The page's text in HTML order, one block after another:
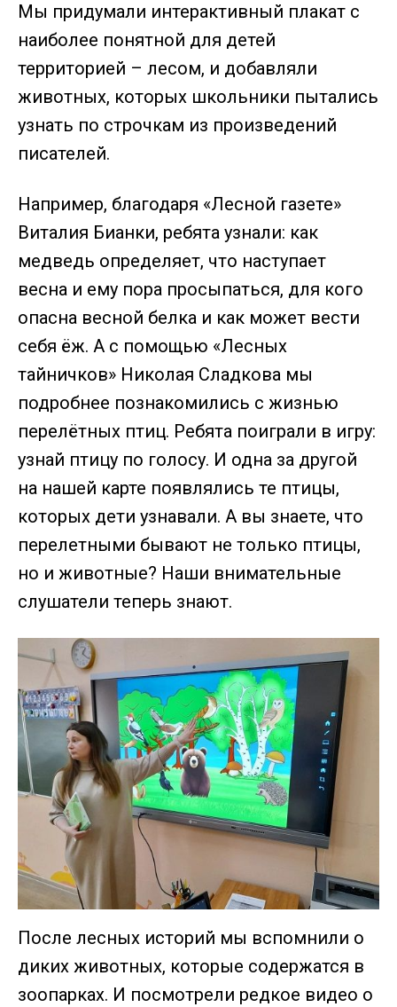
Мы придумали интерактивный плакат с
наиболее понятной для детей
территорией – лесом, и добавляли
животных, которых школьники пытались
узнать по строчкам из произведений
писателей.
Например, благодаря «Лесной газете»
Виталия Бианки, ребята узнали: как
медведь определяет, что наступает
весна и ему пора просыпаться, для кого
опасна весной белка и как может вести
себя ёж. А с помощью «Лесных
тайничков» Николая Сладкова мы
подробнее познакомились с жизнью
перелётных птиц. Ребята поиграли в игру:
узнай птицу по голосу. И одна за другой
на нашей карте появлялись те птицы,
которых дети узнавали. А вы знаете, что
перелетными бывают не только птицы,
но и животные? Наши внимательные
слушатели теперь знают.
После лесных историй мы вспомнили о
диких животных, которые содержатся в
зоопарках. И посмотрели редкое видео о